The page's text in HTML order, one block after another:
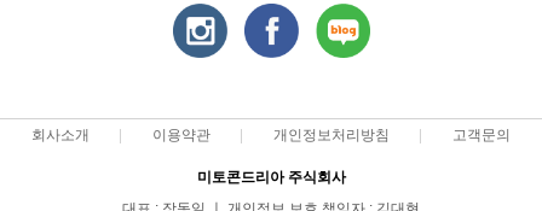
회사소개 이용약관 개인정보처리방침 고객문의
미토콘드리아 주식회사